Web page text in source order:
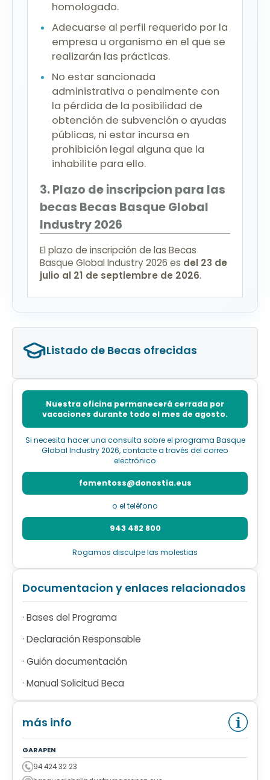
homologado.
Adecuarse al perfil requerido por la
empresa u organismo en el que se
realizarán las prácticas.
No estar sancionada
administrativa o penalmente con
la pérdida de la posibilidad de
obtención de subvención o ayudas
públicas, ni estar incursa en
prohibición legal alguna que la
inhabilite para ello.
3. Plazo de inscripcion para las
becas Becas Basque Global
Industry 2026
El plazo de inscripción de las Becas
Basque Global Industry 2026 es del 23 de
julio al 21 de septiembre de 2026.
Listado de Becas ofrecidas
Nuestra oficina permanecerá cerrada por
vacaciones durante todo el mes de agosto.
Si necesita hacer una consulta sobre el programa Basque
Global Industry 2026, contacte a través del correo
electrónico
fomentoss@donostia.eus
o el teléfono
943 482 800
Rogamos disculpe las molestias
Documentacion y enlaces relacionados
· Bases del Programa
· Declaración Responsable
· Guión documentación
· Manual Solicitud Beca
más info
GARAPEN
94 424 32 23